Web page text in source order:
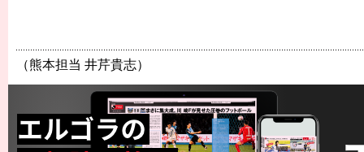
（熊本担当 井芹貴志）